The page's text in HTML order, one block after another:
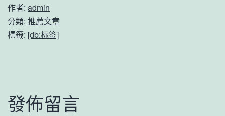
作者: admin
分類: 推薦文章
標籤: [db:标签]
發佈留言